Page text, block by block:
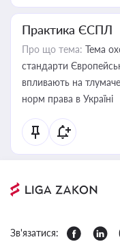
Практика ЄСПЛ
Про що тема: Тема
стандарти
впливають на
норм права в Україні
Зв'язатися: